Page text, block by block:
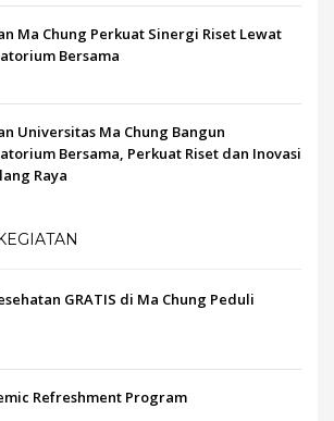
Ma Chung Perkuat Sinergi Riset Lewat
Bersama
Universitas Ma Chung Bangun
Bersama, Perkuat Riset dan Inovasi
Raya
GRATIS di Ma Chung Peduli
Refreshment Program